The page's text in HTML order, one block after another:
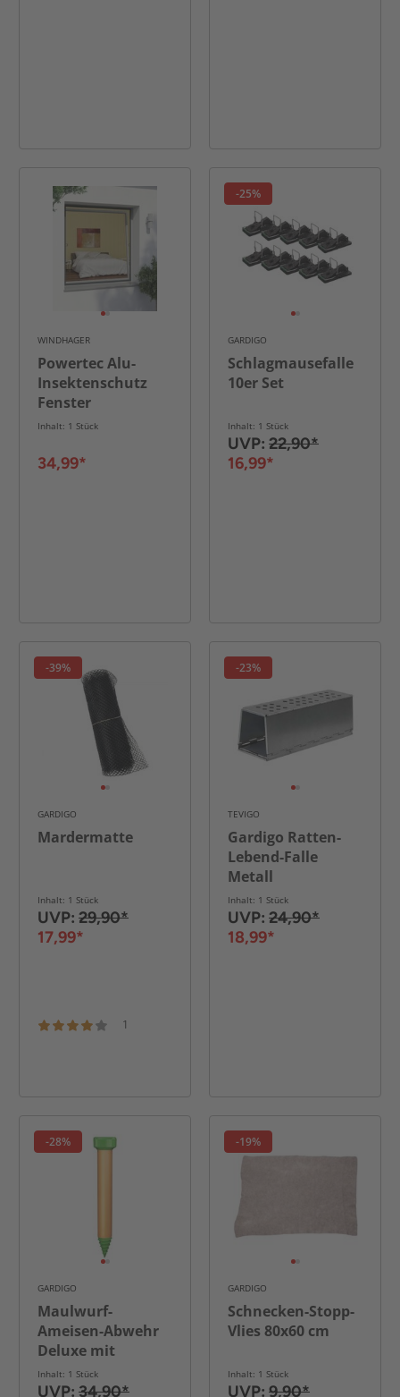
WINDHAGER
Powertec Alu-
Insektenschutz
Fenster
Inhalt: 1 Stück
34,99*
-25%
GARDIGO
Schlagmausefalle
10er Set
Inhalt: 1 Stück
UVP: 22,90*
16,99*
-39%
GARDIGO
Mardermatte
Inhalt: 1 Stück
UVP: 29,90*
17,99*
1
-23%
TEVIGO
Gardigo Ratten-
Lebend-Falle
Metall
Inhalt: 1 Stück
UVP: 24,90*
18,99*
-28%
GARDIGO
Maulwurf-
Ameisen-Abwehr
Deluxe mit
Erdloch-Bohrhilfe
Inhalt: 1 Stück
UVP: 34,90*
-19%
GARDIGO
Schnecken-Stopp-
Vlies 80x60 cm
Inhalt: 1 Stück
UVP: 9,90*